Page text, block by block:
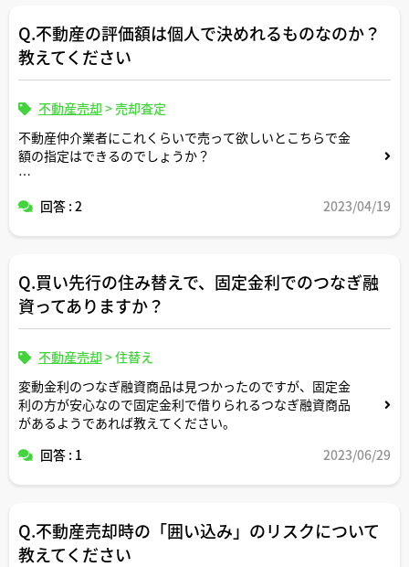
Q.不動産の評価額は個人で決めれるものなのか？
教えてください
不動産売却 > 売却査定
不動産仲介業者にこれくらいで売って欲しいとこちらで金
額の指定はできるのでしょうか？
回答 : 2 2023/04/19
Q.買い先行の住み替えで、固定金利でのつなぎ融
資ってありますか？
不動産売却 >住替え
変動金利のつなぎ融資商品は見つかったのですが、固定金
利の方が安心なので固定金利で借りられるつなぎ融資商品
があるようであれば教えてください。
回答 : 1
2023/06/29
Q.不動産売却時の「囲い込み」のリスクについて
教えてください